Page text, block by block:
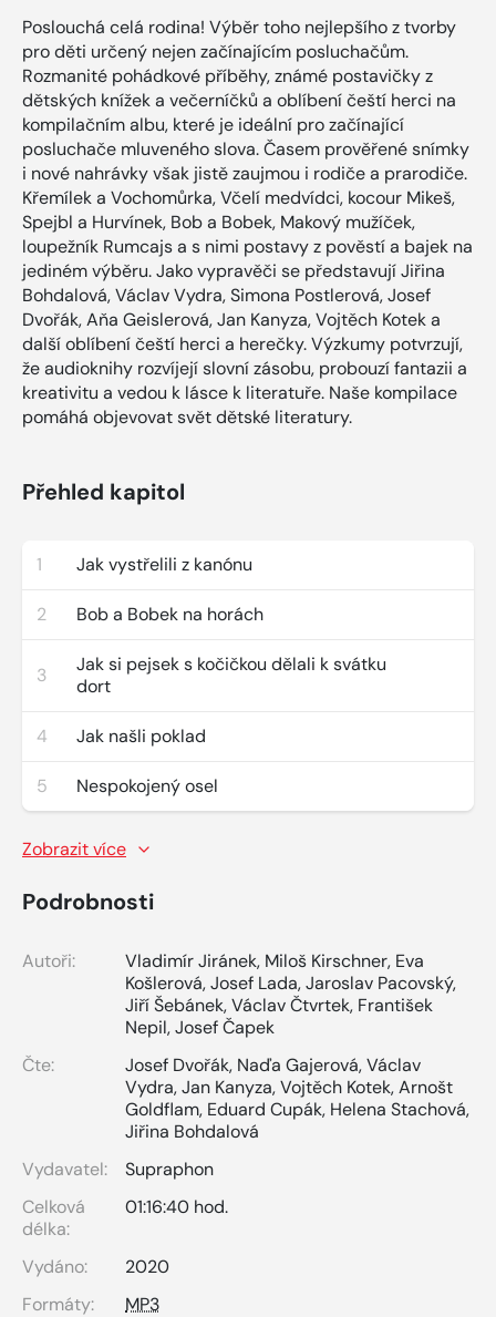
Poslouchá celá rodina! Výběr toho nejlepšího z tvorby
pro děti určený nejen začínajícím posluchačům.
Rozmanité pohádkové příběhy, známé postavičky z
dětských knížek a večerníčků a oblíbení čeští herci na
kompilačním albu, které je ideální pro začínající
posluchače mluveného slova. Časem prověřené snímky
i nové nahrávky však jistě zaujmou i rodiče a prarodiče.
Křemílek a Vochomůrka, Včelí medvídci, kocour Mikeš,
Spejbl a Hurvínek, Bob a Bobek, Makový mužíček,
loupežník Rumcajs a s nimi postavy z pověstí a bajek na
jediném výběru. Jako vypravěči se představují Jiřina
Bohdalová, Václav Vydra, Simona Postlerová, Josef
Dvořák, Aňa Geislerová, Jan Kanyza, Vojtěch Kotek a
další oblíbení čeští herci a herečky. Výzkumy potvrzují,
že audioknihy rozvíjejí slovní zásobu, probouzí fantazii a
kreativitu a vedou k lásce k literatuře. Naše kompilace
pomáhá objevovat svět dětské literatury.
Přehled kapitol
1 Jak vystřelili z kanónu
2 Bob a Bobek na horách
3
Jak si pejsek s kočičkou dělali k svátku
dort
4 Jak našli poklad
5 Nespokojený osel
Zobrazit více
Podrobnosti
Autoři: Vladimír Jiránek, Miloš Kirschner, Eva
Košlerová,Josef Lada,Jaroslav Pacovský,
Jiří Šebánek,Václav Čtvrtek, František
Nepil,Josef Čapek
Čte:
Josef Dvořák, Naďa Gajerová,Václav
Vydra,Jan Kanyza,Vojtěch Kotek,Arnošt
Goldflam, Eduard Cupák, Helena Stachová,
Jiřina Bohdalová
Vydavatel:
Supraphon
Celková
délka:
01:16:40 hod.
Vydáno:
2020
Formáty:
MP3